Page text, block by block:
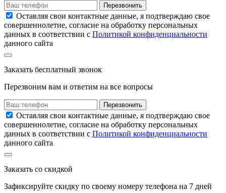
Перезвонить
Оставляя свои контактные данные, я подтверждаю свое
совершеннолетие, согласие на обработку персональных
данных в соответствии с Политикой конфиденциальности
данного сайта
Заказать бесплатный звонок
Перезвоним вам и ответим на все вопросы
Перезвонить
Оставляя свои контактные данные, я подтверждаю свое
совершеннолетие, согласие на обработку персональных
данных в соответствии с Политикой конфиденциальности
данного сайта
Заказать со скидкой
Зафиксируйте скидку по своему номеру телефона на 7 дней